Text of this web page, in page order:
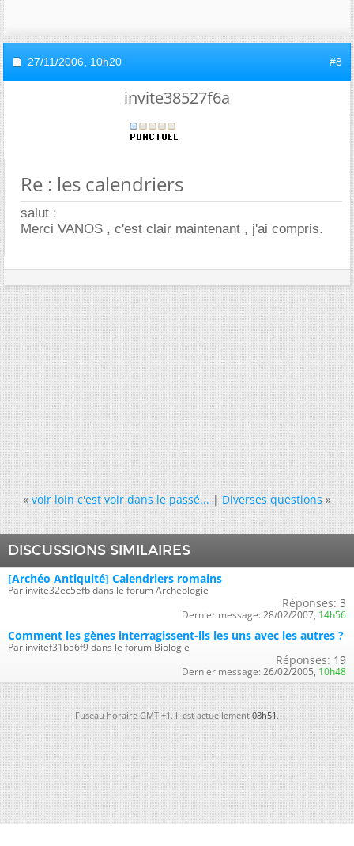
27/11/2006, 10h20 #8
invite38527f6a
Re : les calendriers
salut :
Merci VANOS , c'est clair maintenant , j'ai compris.
« voir loin c'est voir dans le passé...|Diverses questions »
DISCUSSIONS SIMILAIRES
[Archéo Antiquité] Calendriers romains
Par invite32ec5efb dans le forum Archéologie
Réponses: 3
Dernier message: 28/02/2007, 14h56
Comment les gènes interragissent-ils les uns avec les autres ?
Par invitef31b56f9 dans le forum Biologie
Réponses: 19
Dernier message: 26/02/2005, 10h48
Fuseau horaire GMT +1. Il est actuellement08h51.